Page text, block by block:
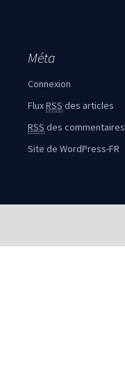
Méta
Connexion
FluxRSS des articles
RSS des commentaires
Site de WordPress-FR